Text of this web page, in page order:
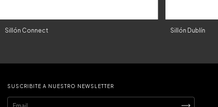
Sillón Connect Sillón Dublín
SUSCRIBITE A NUESTRO NEWSLETTER